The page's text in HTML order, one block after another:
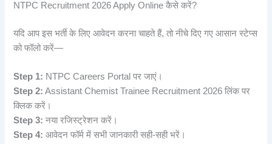
NTPC Recruitment 2026 Apply Online कैसे करें?
यदि आप इस भर्ती के लिए आवेदन करना चाहते हैं, तो नीचे दिए गए आसान स्टेप्स
को फॉलो करें—
Step 1: NTPC Careers Portal पर जाएं।
Step 2: Assistant Chemist Trainee Recruitment 2026 लिंक पर
क्लिक करें।
Step 3: नया रजिस्ट्रेशन करें।
Step 4: आवेदन फॉर्म में सभी जानकारी सही-सही भरें।